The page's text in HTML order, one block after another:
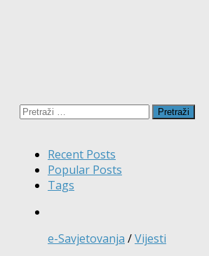
Pretraži:
Recent Posts
Popular Posts
Tags
e-Savjetovanja /Vijesti